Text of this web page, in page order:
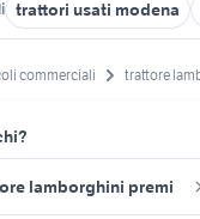
trattori usati modena
commerciali trattore